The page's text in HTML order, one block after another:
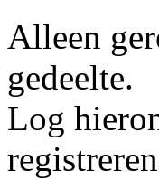
Alleen
gedeelte.
Log